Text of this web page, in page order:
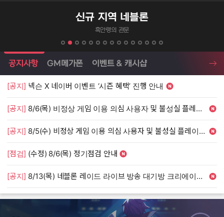
신규 지역 네블론
흑안령의 관문
엘소드 소식
공지사항 GM메가폰 이벤트 & 캐시샵
[공지] 넥슨 X 네이버 이벤트 ‘시즌 혜택’ 진행 안내
[공지] 8/6(목) 비정상 게임 이용 의심 사용자 및 불성실 플레이 단속 안내
[공지] 8/5(수) 비정상 게임 이용 의심 사용자 및 불성실 플레이 단속 안내
[점검] (수정) 8/6(목) 정기점검 안내
[공지] 8/13(목) 네블론 레이드 라이브 방송 대기방 크리에이터 모집 안내
엘소드 어디까지 알고 있니?